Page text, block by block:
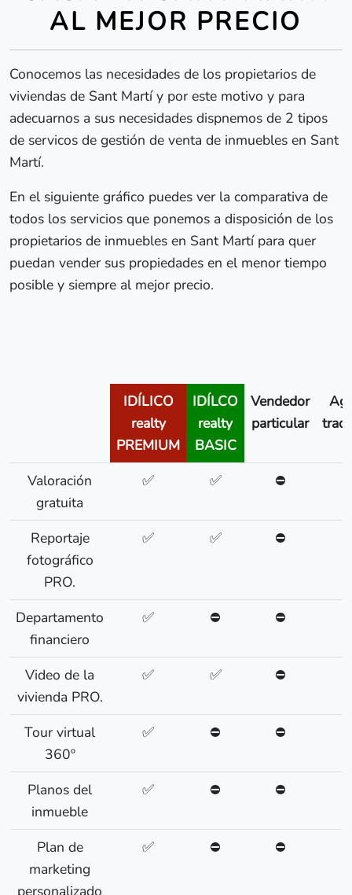
AL MEJOR PRECIO
Conocemos las necesidades de los propietarios de
viviendas de Sant Martí y por este motivo y para
adecuarnos a sus necesidades dispnemos de 2 tipos
de servicos de gestión de venta de inmuebles en Sant
Martí.
En el siguiente gráfico puedes ver la comparativa de
todos los servicios que ponemos a disposición de los
propietarios de inmuebles en Sant Martí para quer
puedan vender sus propiedades en el menor tiempo
posible y siempre al mejor precio.
IDÍLICO
realty
PREMIUM
IDÍLCO
realty
BASIC
Vendedor
particular
Valoración
gratuita
✅ ✅ ⛔
Reportaje
fotográfico
PRO.
✅ ✅ ⛔
Departamento
financiero
✅ ⛔ ⛔
Video de la
vivienda PRO.
✅ ✅ ⛔
Tour virtual
360º
✅ ⛔ ⛔
Planos del
inmueble
✅ ⛔ ⛔
Plan de
marketing
personalizado
✅ ⛔ ⛔